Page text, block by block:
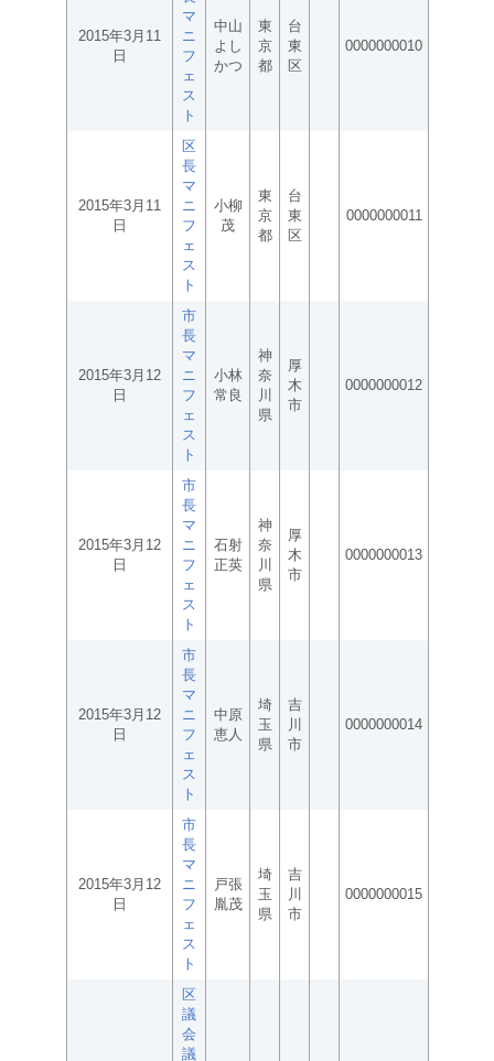
2015年3月11
日
マ
ニ
フ
ェ
ス
ト
中山
よし
かつ
東
京
都
台
東
区
0000000010
2015年3月11
日
区
長
マ
ニ
フ
ェ
ス
ト
小柳
茂
東
京
都
台
東
区
0000000011
2015年3月12
日
市
長
マ
ニ
フ
ェ
ス
ト
小林
常良
神
奈
川
県
厚
木
市
0000000012
2015年3月12
日
市
長
マ
ニ
フ
ェ
ス
ト
石射
正英
神
奈
川
県
厚
木
市
0000000013
2015年3月12
日
市
長
マ
ニ
フ
ェ
ス
ト
中原
恵人
埼
玉
県
吉
川
市
0000000014
2015年3月12
日
市
長
マ
ニ
フ
ェ
ス
ト
戸張
胤茂
埼
玉
県
吉
川
市
0000000015
区
議
会
議